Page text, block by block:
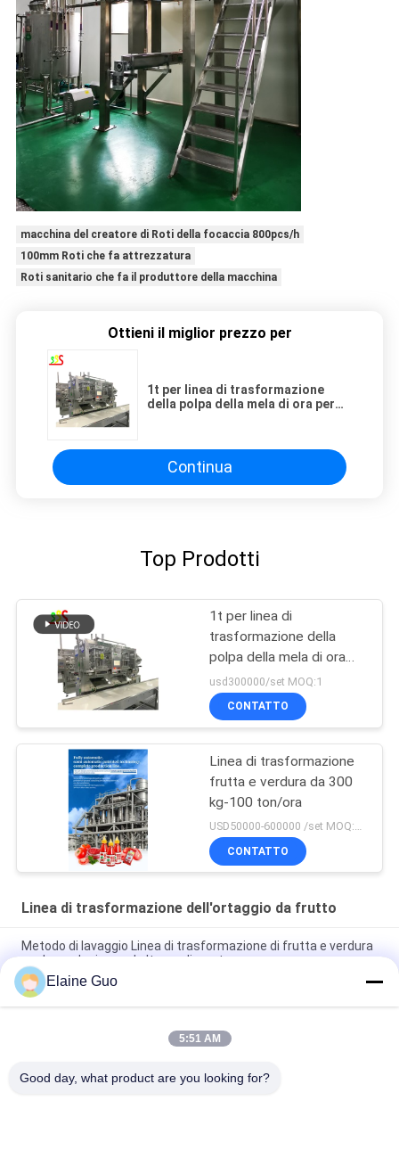
macchina del creatore di Roti della focaccia 800pcs/h
100mm Roti che fa attrezzatura
Roti sanitario che fa il produttore della macchina
Ottieni il miglior prezzo per
1t per linea di trasformazione
della polpa della mela di ora per
Continua
Top Prodotti
1t per linea di
trasformazione della
polpa della mela di ora
per produzione di enzimi
usd300000/set MOQ:1
CONTATTO
Linea di trasformazione
frutta e verdura da 300
kg-100 ton/ora
USD50000-600000 /set MOQ:1 set
CONTATTO
Linea di trasformazione dell'ortaggio da frutto
Metodo di lavaggio Linea di trasformazione di frutta e verdura
per la produzione ad alto rendimento
304 in acciaio inossidabile linea di lavorazione automatica di
frutta e verdura di qualità alimentare
Linea di trasformazione di frutta e ortaggi da 1 a 5 t/h con
Elaine Guo
5:51 AM
Good day, what product are you looking for?